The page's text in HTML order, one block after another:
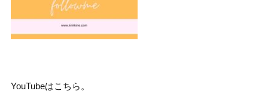
YouTubeはこちら。